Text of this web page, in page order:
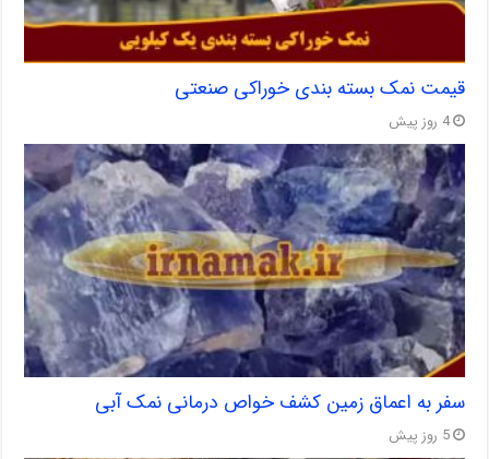
قیمت نمک بسته بندی خوراکی صنعتی
4 روز پیش
سفر به اعماق زمین کشف خواص درمانی نمک آبی
5 روز پیش